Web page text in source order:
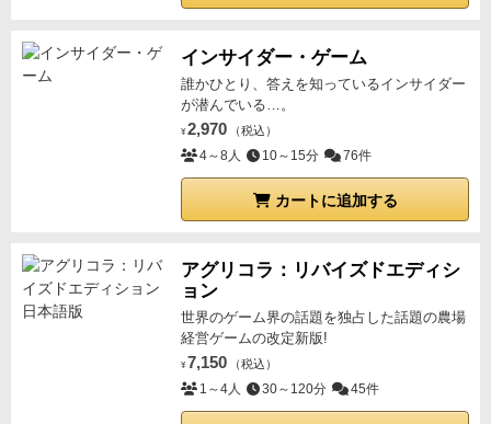
インサイダー・ゲーム
誰かひとり、答えを知っているインサイダー
が潜んでいる…。
¥ 2,970 （税込）
4～8人 10～15分 76件
カートに追加する
アグリコラ：リバイズドエディシ
ョン
世界のゲーム界の話題を独占した話題の農場
経営ゲームの改定新版!
¥ 7,150 （税込）
1～4人 30～120分 45件